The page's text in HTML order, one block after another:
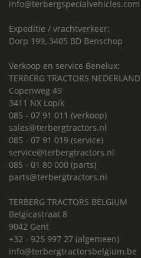
info@terbergspecialvehicles.com
Expeditie / vrachtverkeer:
Dorp 199, 3405 BD Benschop
Verkoop en service Benelux:
TERBERG TRACTORS NEDERLAND
Copenweg 49
3411 NX Lopik
085 - 07 91 011 (verkoop)
sales@terbergtractors.nl
085 - 07 91 019 (service)
service@terbergtractors.nl
085 - 01 80 000 (parts)
parts@terbergtractors.nl
TERBERG TRACTORS BELGIUM
Belgicastraat 8
9042 Gent
+32 - 925 997 27 (algemeen)
info@terbergtractorsbelgium.be